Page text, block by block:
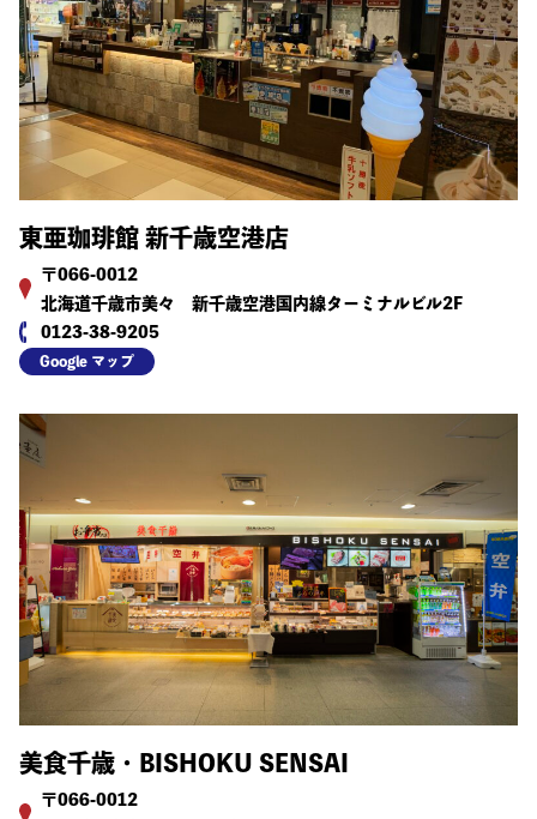
東亜珈琲館 新千歳空港店
〒066-0012
北海道千歳市美々 新千歳空港国内線ターミナルビル2F
0123-38-9205
Google マップ
美食千歳・BISHOKU SENSAI
〒066-0012